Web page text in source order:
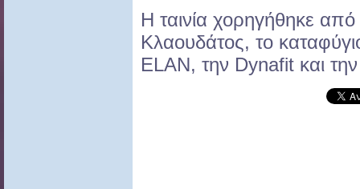
Η ταινία χορηγήθηκε
Κλαουδάτος, το
ELAN, την Dynafit και